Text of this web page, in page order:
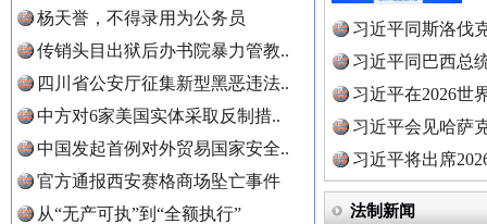
杨天誉，不得录用为公务员
传销头目出狱后办书院暴力管教..
四川省公安厅征集新型黑恶违法..
中方对6家美国实体采取反制措..
中国发起首例对外贸易国家安全..
官方通报西安赛格商场坠亡事件
从“无产可执”到“全额执行”
习近平同斯洛伐
习近平同巴西总
习近平在2026世
理高级..
习近平会见哈萨
习近平将出席
球治理..
法制新闻
世界屋脊 天路回响 永